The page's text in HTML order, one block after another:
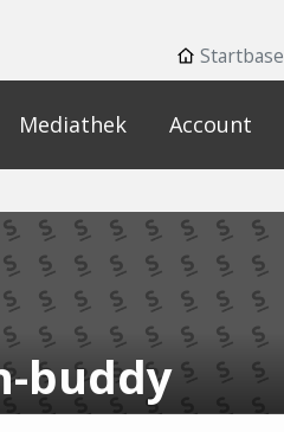
Mediathek Account
buddy